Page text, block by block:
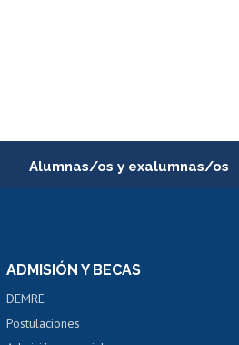
Alumnas/os y exalumnas/os
Servicio médico y dental
Pago de arancel y crédito alumnos
ADMISIÓN Y BECAS
DEMRE
Postulaciones